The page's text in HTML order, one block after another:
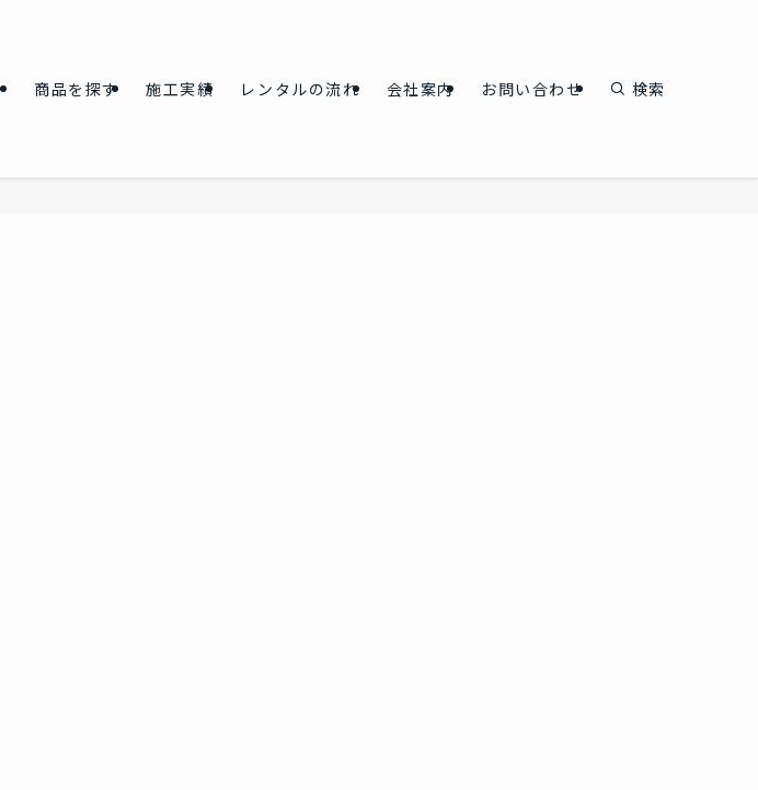
商品を探す 施工実績 レンタルの流れ 会社案内 お問い合わせ 検索